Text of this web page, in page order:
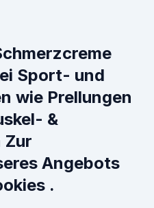
Sport- und
wie Prellungen
&
Zur
Angebots
.